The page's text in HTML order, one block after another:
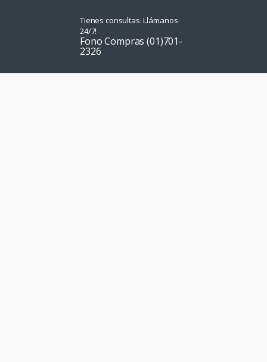
Tienes consultas. Llámanos
24/7!
Fono Compras (01)701-
2326